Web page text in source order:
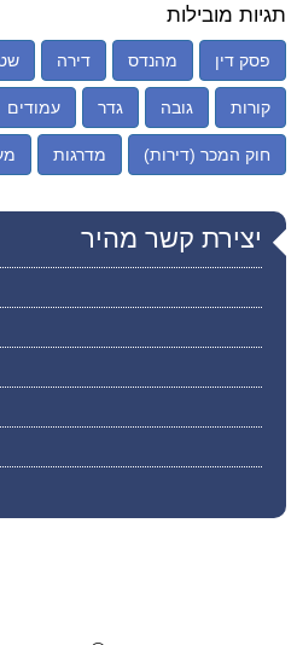
תגיות מובילות
פסק דין מהנדס דירה
קורות גובה גדר עמודים
חוק המכר (דירות) מדרגות
יצירת קשר מהיר